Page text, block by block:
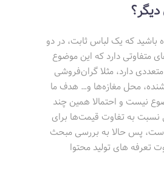
باشید که یک لباس ثابت، در دو
متفاوتی دارد که این موضوع
دارد، مثلا گران‌فروشی
محل مغازه‌ها و… هدف ما
نیست و احتمالا همین چند
نسبت به تفاوت قیمت‌ها برای
است، پس حالا به بررسی مبحث
تعرفه های تولید محتوا